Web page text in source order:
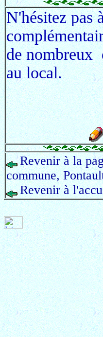
N'hésitez pas
de nombreux
au local.
Revenir à la
commune,
Revenir à